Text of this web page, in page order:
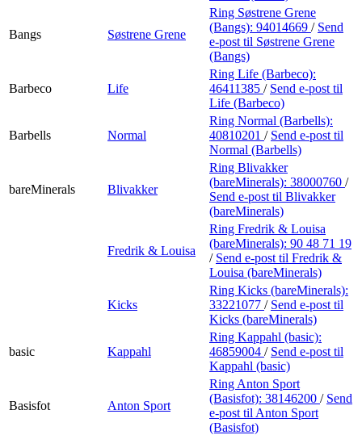
Bangs Søstrene Grene
Ring Søstrene Grene
(Bangs): 94014669 / Send
e-post til Søstrene Grene
(Bangs)
Barbeco Life
Ring Life (Barbeco):
46411385 / Send e-post til
Life (Barbeco)
Barbells Normal
Ring Normal (Barbells):
40810201 / Send e-post til
Normal (Barbells)
bareMinerals Blivakker
Ring Blivakker
(bareMinerals): 38000760 /
Send e-post til Blivakker
(bareMinerals)
Fredrik & Louisa
Ring Fredrik & Louisa
(bareMinerals): 90 48 71 19
/ Send e-post til Fredrik &
Louisa (bareMinerals)
Kicks
Ring Kicks (bareMinerals):
33221077 / Send e-post til
Kicks (bareMinerals)
basic Kappahl
Ring Kappahl (basic):
46859004 / Send e-post til
Kappahl (basic)
Basisfot Anton Sport
Ring Anton Sport
(Basisfot): 38146200 / Send
e-post til Anton Sport
(Basisfot)